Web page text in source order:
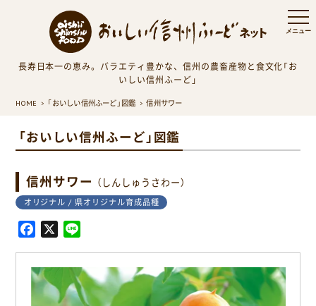
長寿日本一の恵み。バラエティ豊かな、信州の農畜産物と食文化「お
いしい信州ふーど」
HOME 「おいしい信州ふーど」図鑑 信州サワー
「おいしい信州ふーど」図鑑
信州サワー （しんしゅうさわー）
オリジナル / 県オリジナル育成品種
e
X
e